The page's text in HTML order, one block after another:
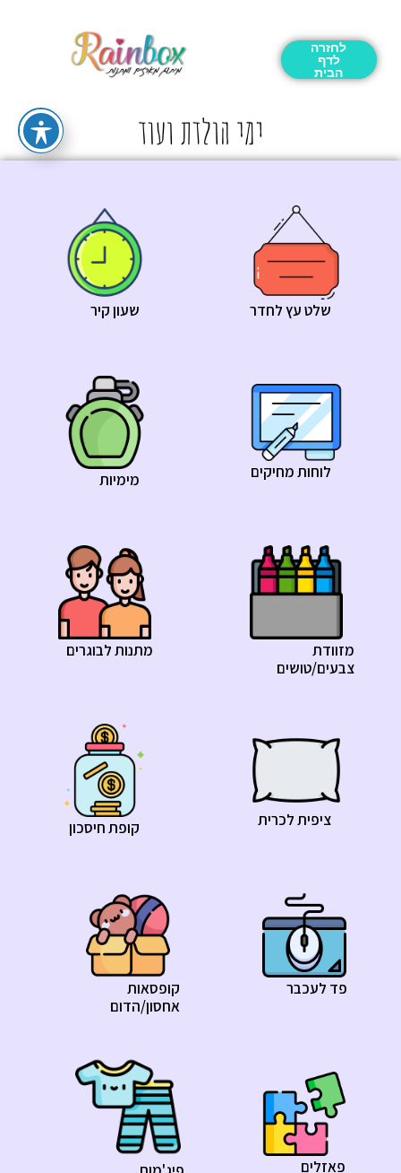
לחזרה
לדף
הבית
שלט עץ לחדר שעון קיר
לוחות מחיקים מימיות
מזוודת
צבעים/טושים
מתנות לבוגרים
ציפית לכרית קופת חיסכון
פד לעכבר
קופסאות
אחסון/הדום
פאזלים